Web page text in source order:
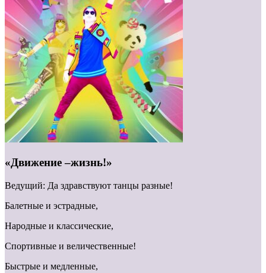
«Движение –жизнь!»
Ведущий: Да здравствуют танцы разные!
Балетные и эстрадные,
Народные и классические,
Спортивные и величественные!
Быстрые и медленные,